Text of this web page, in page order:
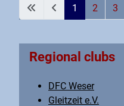
1 2 3
Regional clubs
DFC Weser
Gleitzeit e.V.